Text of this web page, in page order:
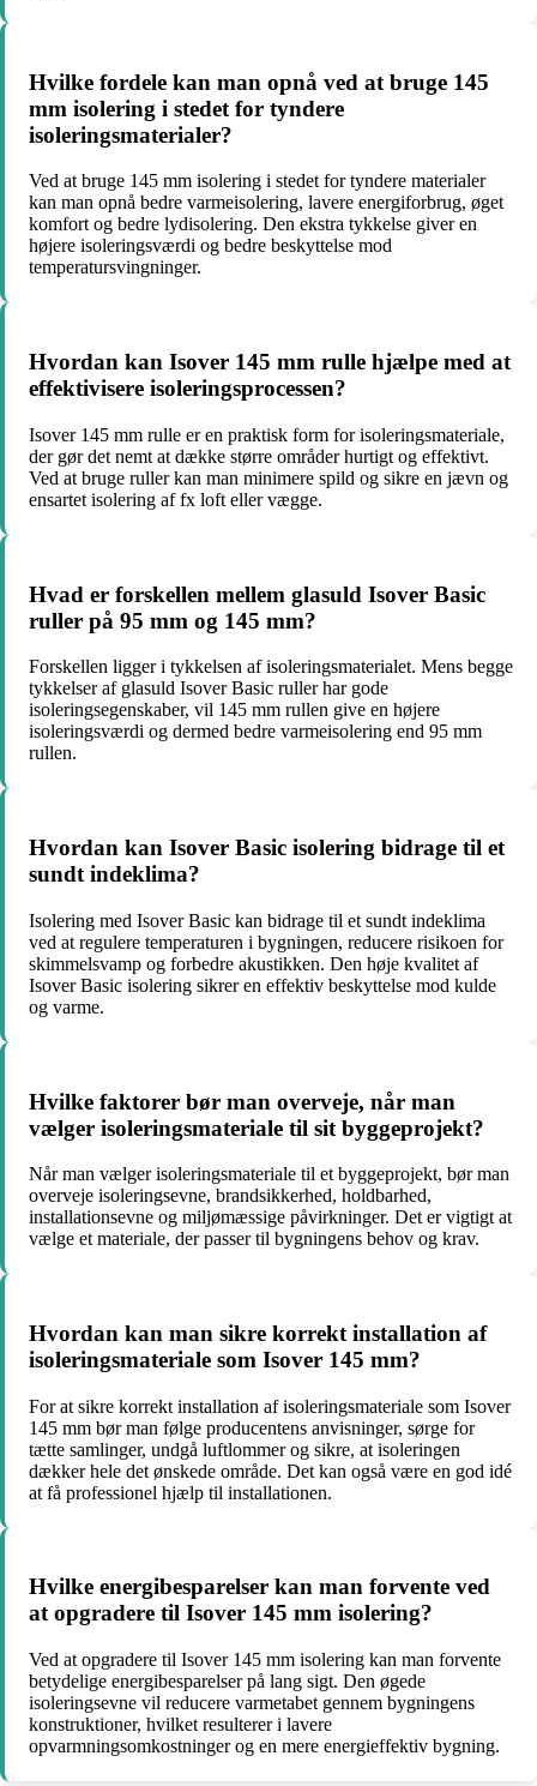
Hvilke fordele kan man opnå ved at bruge 145
mm isolering i stedet for tyndere
isoleringsmaterialer?
Ved at bruge 145 mm isolering i stedet for tyndere materialer
kan man opnå bedre varmeisolering, lavere energiforbrug, øget
komfort og bedre lydisolering. Den ekstra tykkelse giver en
højere isoleringsværdi og bedre beskyttelse mod
temperatursvingninger.
Hvordan kan Isover 145 mm rulle hjælpe med at
effektivisere isoleringsprocessen?
Isover 145 mm rulle er en praktisk form for isoleringsmateriale,
der gør det nemt at dække større områder hurtigt og effektivt.
Ved at bruge ruller kan man minimere spild og sikre en jævn og
ensartet isolering af fx loft eller vægge.
Hvad er forskellen mellem glasuld Isover Basic
ruller på 95 mm og 145 mm?
Forskellen ligger i tykkelsen af isoleringsmaterialet. Mens begge
tykkelser af glasuld Isover Basic ruller har gode
isoleringsegenskaber, vil 145 mm rullen give en højere
isoleringsværdi og dermed bedre varmeisolering end 95 mm
rullen.
Hvordan kan Isover Basic isolering bidrage til et
sundt indeklima?
Isolering med Isover Basic kan bidrage til et sundt indeklima
ved at regulere temperaturen i bygningen, reducere risikoen for
skimmelsvamp og forbedre akustikken. Den høje kvalitet af
Isover Basic isolering sikrer en effektiv beskyttelse mod kulde
og varme.
Hvilke faktorer bør man overveje, når man
vælger isoleringsmateriale til sit byggeprojekt?
Når man vælger isoleringsmateriale til et byggeprojekt, bør man
overveje isoleringsevne, brandsikkerhed, holdbarhed,
installationsevne og miljømæssige påvirkninger. Det er vigtigt at
vælge et materiale, der passer til bygningens behov og krav.
Hvordan kan man sikre korrekt installation af
isoleringsmateriale som Isover 145 mm?
For at sikre korrekt installation af isoleringsmateriale som Isover
145 mm bør man følge producentens anvisninger, sørge for
tætte samlinger, undgå luftlommer og sikre, at isoleringen
dækker hele det ønskede område. Det kan også være en god idé
at få professionel hjælp til installationen.
Hvilke energibesparelser kan man forvente ved
at opgradere til Isover 145 mm isolering?
Ved at opgradere til Isover 145 mm isolering kan man forvente
betydelige energibesparelser på lang sigt. Den øgede
isoleringsevne vil reducere varmetabet gennem bygningens
konstruktioner, hvilket resulterer i lavere
opvarmningsomkostninger og en mere energieffektiv bygning.